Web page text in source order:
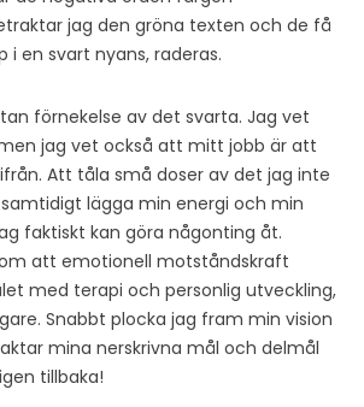
jag den gröna texten och de få
i en svart nyans, raderas.
förnekelse av det svarta. Jag vet
jag vet också att mitt jobb är att
Att tåla små doser av det jag inte
lägga min energi och min
faktiskt kan göra någonting åt.
att emotionell motståndskraft
med terapi och personlig utveckling,
Snabbt plocka jag fram min vision
mina nerskrivna mål och delmål
tillbaka!